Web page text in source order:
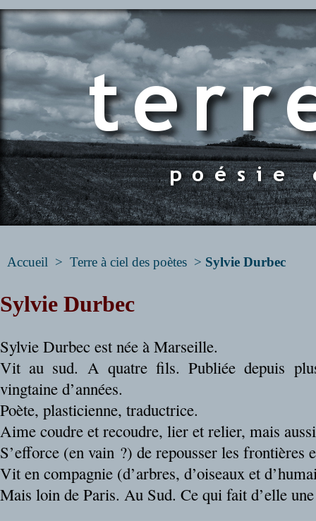
Accueil > Terre à ciel des poètes > Sylvie Durbec
Sylvie Durbec
Sylvie Durbec est née à Marseille.
Vit au sud. A quatre fils. Publiée depuis
vingtaine d’années.
Poète, plasticienne, traductrice.
Aime coudre et recoudre, lier et relier, mais
S’efforce (en vain ?) de repousser les frontières
Vit en compagnie (d’arbres, d’oiseaux et
Mais loin de Paris. Au Sud. Ce qui fait d’elle